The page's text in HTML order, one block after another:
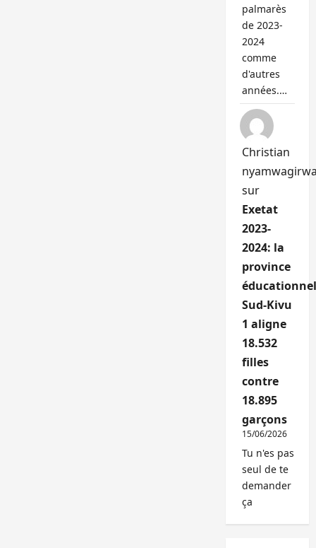
palmarès
de 2023-
2024
comme
d'autres
années.…
Christian
sur
Exetat
2023-
2024: la
province
Sud-Kivu
1 aligne
18.532
filles
contre
18.895
garçons
15/06/2026
Tu n'es pas
seul de te
demander
ça